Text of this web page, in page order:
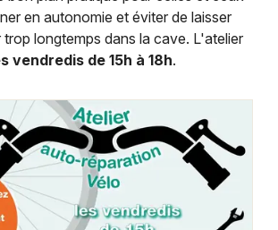
en autonomie et éviter de laisser
trop longtemps dans la cave. L'atelier
vendredis de 15h à 18h.